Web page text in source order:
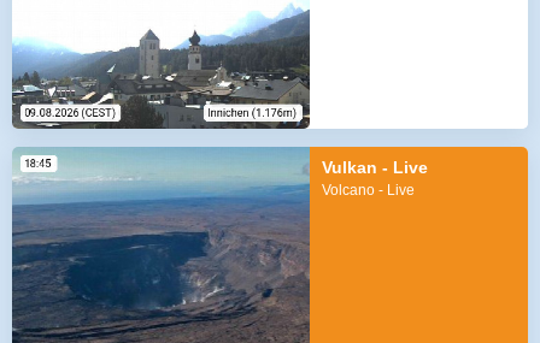
Vulkan - Live
Volcano - Live